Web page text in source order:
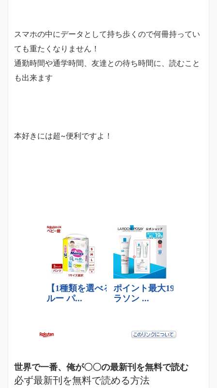
スマホの中にデータとして持ち歩くので何冊持ってい
ても重たくなりません！
通勤時間や通学時間、友達との待ち時間に、読むこと
も出来ます
本好きには超~便利ですよ！
世界で一番、俺が〇〇の最新刊を無料で読む
必ず最新刊を無料で読める方法